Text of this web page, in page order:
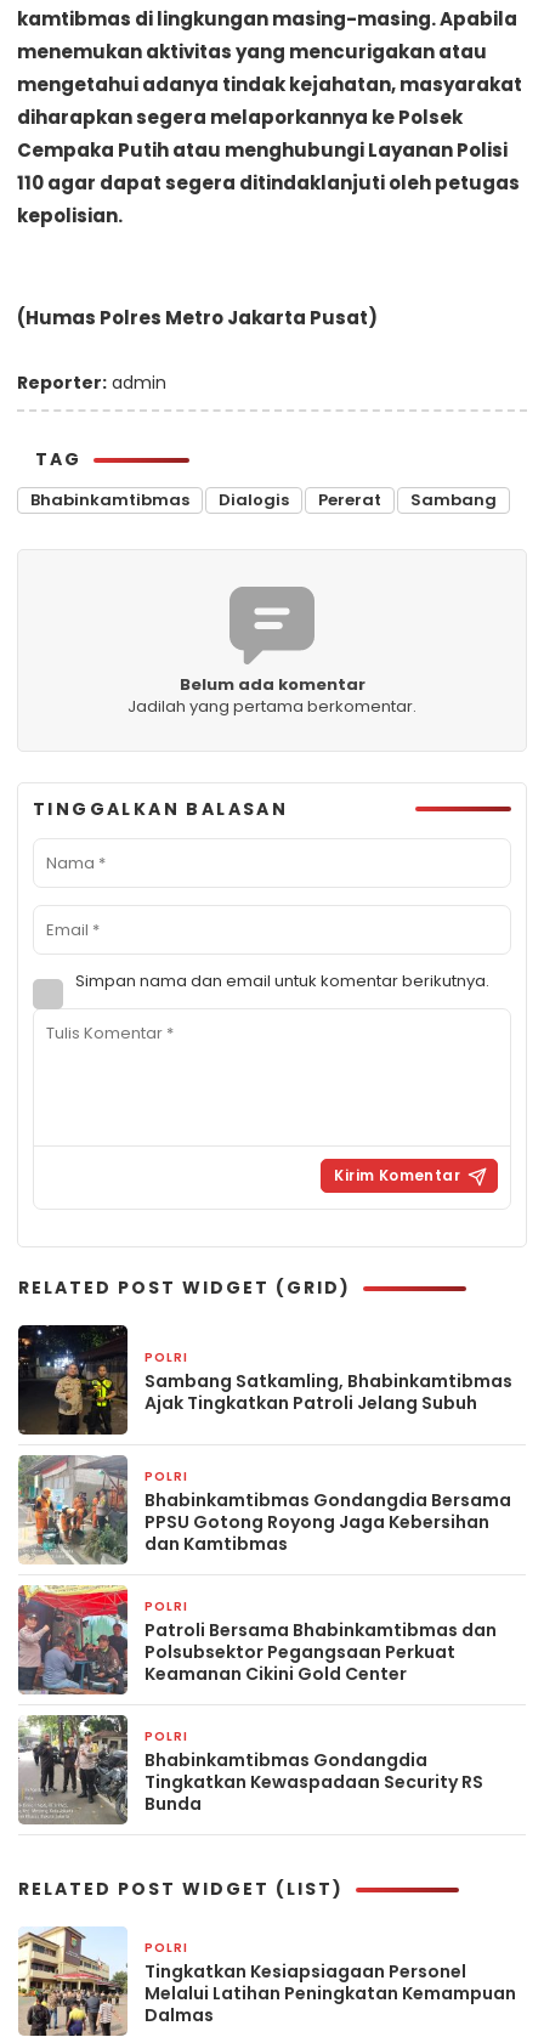
kamtibmas di lingkungan masing-masing. Apabila
menemukan aktivitas yang mencurigakan atau
mengetahui adanya tindak kejahatan, masyarakat
diharapkan segera melaporkannya ke Polsek
Cempaka Putih atau menghubungi Layanan Polisi
110 agar dapat segera ditindaklanjuti oleh petugas
kepolisian.
(Humas Polres Metro Jakarta Pusat)
Reporter: admin
TAG
Bhabinkamtibmas Dialogis Pererat Sambang
Belum ada komentar
Jadilah yang pertama berkomentar.
TINGGALKAN BALASAN
Simpan nama dan email untuk komentar berikutnya.
RELATED POST WIDGET (GRID)
POLRI
Sambang Satkamling, Bhabinkamtibmas
Ajak Tingkatkan Patroli Jelang Subuh
POLRI
Bhabinkamtibmas Gondangdia Bersama
PPSU Gotong Royong Jaga Kebersihan
dan Kamtibmas
POLRI
Patroli Bersama Bhabinkamtibmas dan
Polsubsektor Pegangsaan Perkuat
Keamanan Cikini Gold Center
POLRI
Bhabinkamtibmas Gondangdia
Tingkatkan Kewaspadaan Security RS
Bunda
RELATED POST WIDGET (LIST)
POLRI
Tingkatkan Kesiapsiagaan Personel
Melalui Latihan Peningkatan Kemampuan
Dalmas